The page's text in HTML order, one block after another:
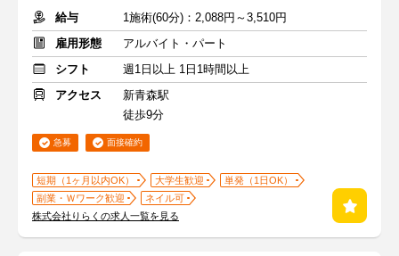
給与
1施術(60分)：2,088円～3,510円
雇用形態
アルバイト・パート
シフト
週1日以上 1日1時間以上
アクセス
新青森駅
徒歩9分
急募 面接確約
短期（1ヶ月以内OK） 大学生歓迎
単発（1日OK）
副業・Ｗワーク歓迎
ネイル可
株式会社りらくの求人一覧を見る